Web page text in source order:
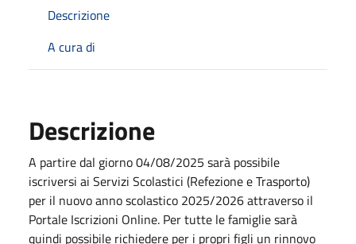
Descrizione
A cura di
Descrizione
A partire dal giorno 04/08/2025 sarà possibile
iscriversi ai Servizi Scolastici (Refezione e Trasporto)
per il nuovo anno scolastico 2025/2026 attraverso il
Portale Iscrizioni Online. Per tutte le famiglie sarà
quindi possibile richiedere per i propri figli un rinnovo